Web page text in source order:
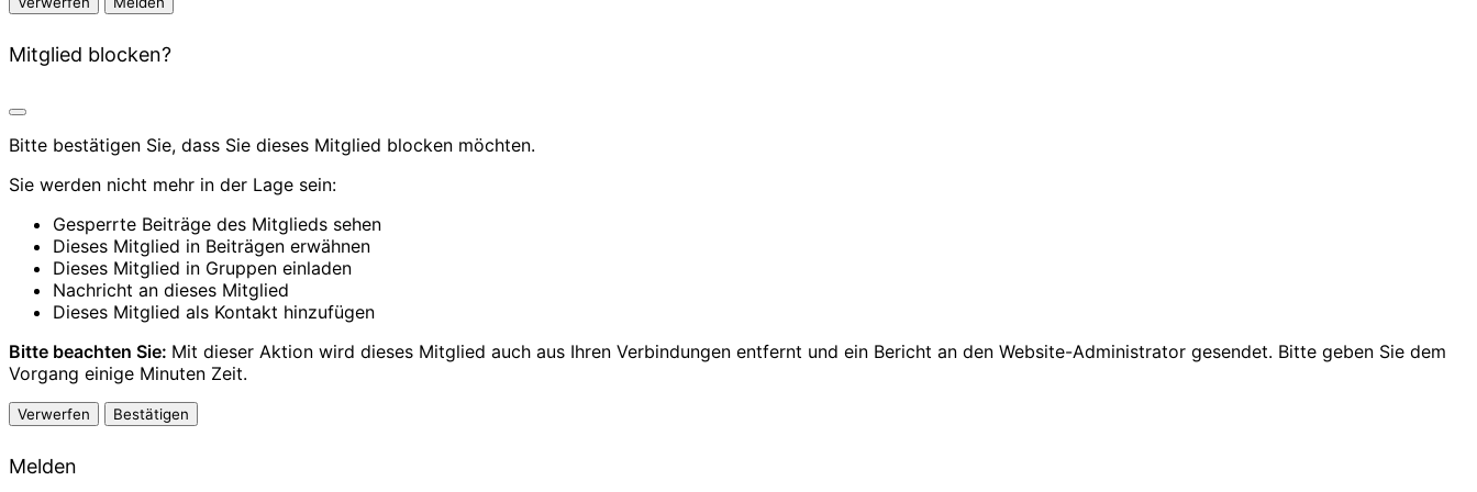
Mitglied blocken?
Bitte bestätigen Sie, dass Sie dieses Mitglied blocken möchten.
Sie werden nicht mehr in der Lage sein:
Gesperrte Beiträge des Mitglieds sehen
Dieses Mitglied in Beiträgen erwähnen
Dieses Mitglied in Gruppen einladen
Nachricht an dieses Mitglied
Dieses Mitglied als Kontakt hinzufügen
Bitte beachten Sie: Mit dieser Aktion wird dieses Mitglied auch aus Ihren Verbindungen entfernt und ein Bericht an den Website-Administrator gesendet. Bitte geben Sie dem
Vorgang einige Minuten Zeit.
Bestätigen
Melden